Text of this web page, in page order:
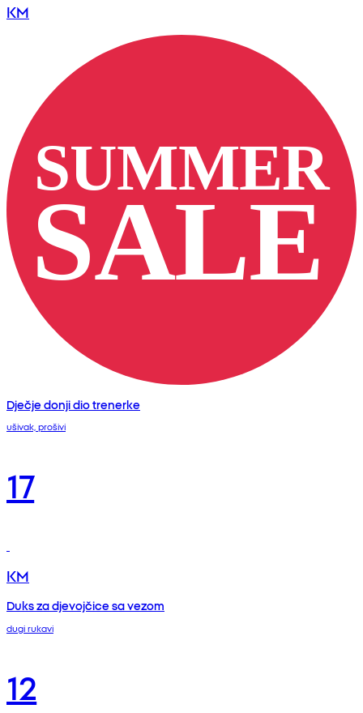
KM
Dječje donji dio trenerke
ušivak, prošivi
17
KM
Duks za djevojčice sa vezom
dugi rukavi
12